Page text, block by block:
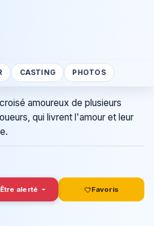
CASTING PHOTOS
amoureux de plusieurs
qui livrent l'amour et leur
Être alerté Favoris